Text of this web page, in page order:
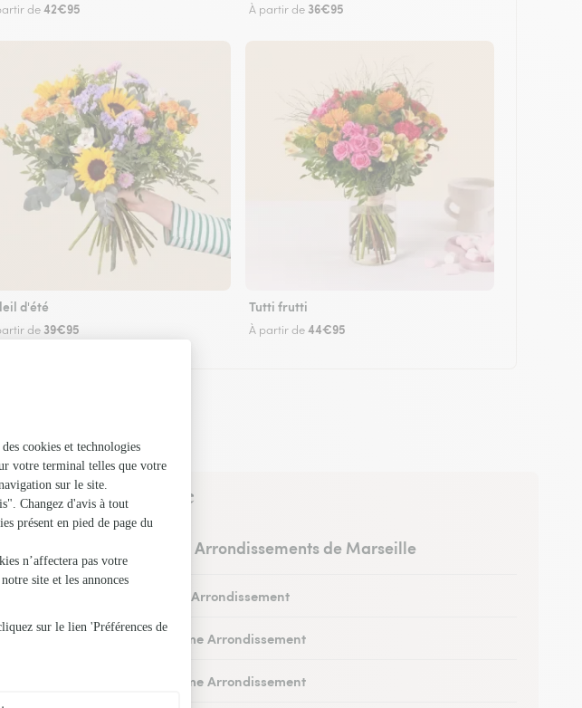
de42€95 À partir de 36€95
d'été
de39€95
Tutti frutti
À partir de44€95
Marseille sur la carte
Arrondissements de Marseille
Marseille 1er Arrondissement
Marseille 2ème Arrondissement
Marseille 3ème Arrondissement